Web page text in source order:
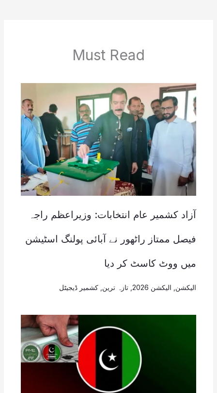
Must Read
آزاد کشمیر عام انتخابات: وزیراعظم راجہ
فیصل ممتاز راٹھور نے آبائی پولنگ اسٹیشن
میں ووٹ کاسٹ کر دیا
الیکشن الیکشن 2026 , تازہ ترین کشمیر ڈیجیٹل